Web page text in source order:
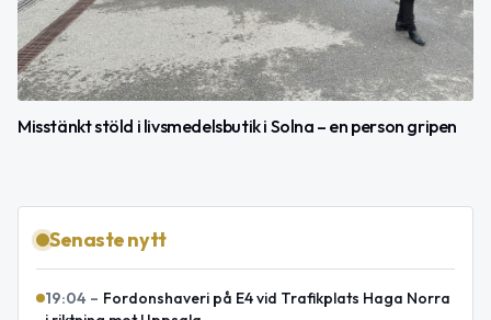
Misstänkt stöld i livsmedelsbutik i Solna – en person gripen
Senaste nytt
19:04 – Fordonshaveri på E4 vid Trafikplats Haga Norra